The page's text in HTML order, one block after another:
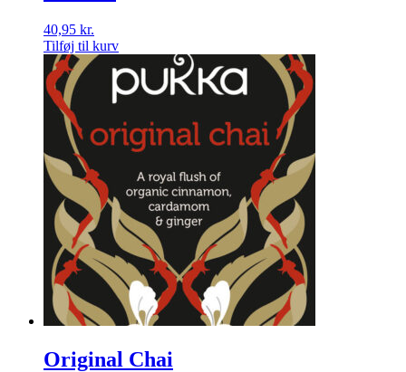
40,95 kr.
Tilføj til kurv
Original Chai